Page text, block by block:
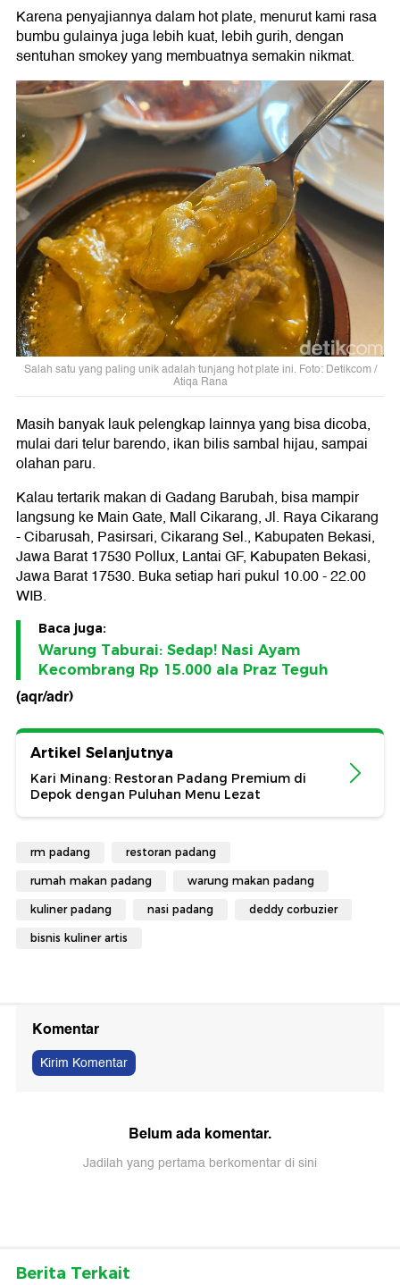
Karena penyajiannya dalam hot plate, menurut kami rasa
bumbu gulainya juga lebih kuat, lebih gurih, dengan
sentuhan smokey yang membuatnya semakin nikmat.
Salah satu yang paling unik adalah tunjang hot plate ini. Foto: Detikcom /
Atiqa Rana
Masih banyak lauk pelengkap lainnya yang bisa dicoba,
mulai dari telur barendo, ikan bilis sambal hijau, sampai
olahan paru.
Kalau tertarik makan di Gadang Barubah, bisa mampir
langsung ke Main Gate, Mall Cikarang, Jl. Raya Cikarang
- Cibarusah, Pasirsari, Cikarang Sel., Kabupaten Bekasi,
Jawa Barat 17530 Pollux, Lantai GF, Kabupaten Bekasi,
Jawa Barat 17530. Buka setiap hari pukul 10.00 - 22.00
WIB.
Baca juga:
Warung Taburai: Sedap! Nasi Ayam
Kecombrang Rp 15.000 ala Praz Teguh
(aqr/adr)
Artikel Selanjutnya
Kari Minang: Restoran Padang Premium di
Depok dengan Puluhan Menu Lezat
rm padang restoran padang
rumah makan padang warung makan padang
kuliner padang nasi padang deddy corbuzier
bisnis kuliner artis
Komentar
Kirim Komentar
Belum ada komentar.
Jadilah yang pertama berkomentar di sini
Berita Terkait